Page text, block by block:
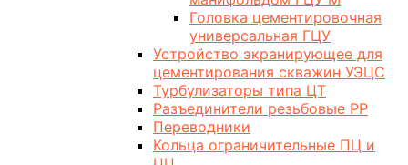
Головка цементировочная
универсальная ГЦУ
Устройство экранирующее для
цементирования скважин УЭЦС
Турбулизаторы типа ЦТ
Разъединители резьбовые РР
Переводники
Кольца ограничительные ПЦ и